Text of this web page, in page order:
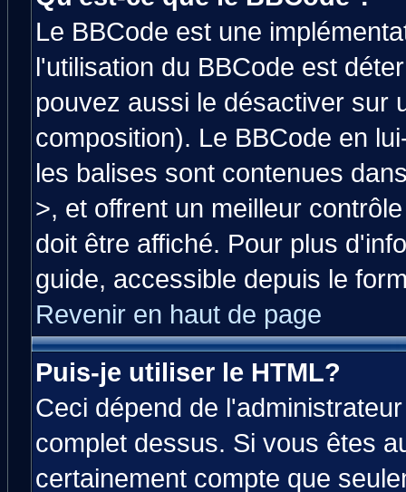
Le BBCode est une
l'utilisation du BBCode est
pouvez aussi le désactiver sur
composition). Le BBCode en
les balises sont contenues
>, et offrent un meilleur
doit être affiché. Pour plus
guide, accessible depuis le
Revenir en haut de page
Puis-je utiliser le HTML?
Ceci dépend de
complet dessus. Si vous êtes
certainement compte que